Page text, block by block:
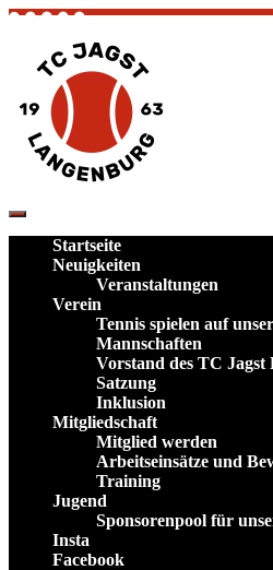
content
Verein und Plätze im
Schwäbisch Hall
Startseite
Neuigkeiten
Veranstaltungen
Verein
Tennis spielen auf
Mannschaften
Vorstand des TC Jagst
Satzung
Inklusion
Mitgliedschaft
Mitglied werden
Arbeitseinsätze und
Training
Jugend
Sponsorenpool für
Insta
Facebook